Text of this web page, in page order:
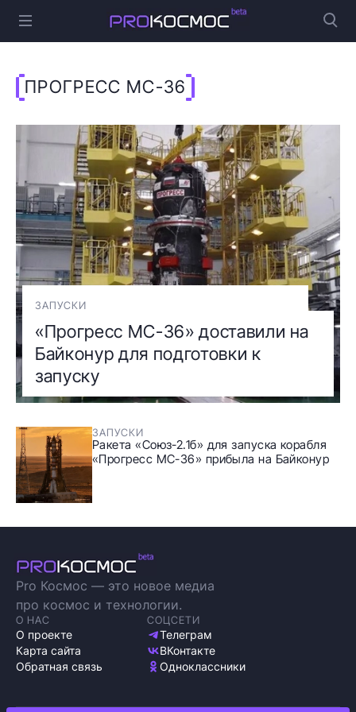
ПРОГРЕСС МС-36
ЗАПУСКИ
«Прогресс МС-36» доставили на
Байконур для подготовки к
запуску
ЗАПУСКИ
Ракета «Союз-2.1б» для запуска корабля
«Прогресс МС-36» прибыла на Байконур
Pro Космос — это новое медиа
про космос и технологии.
О НАС
О проекте
Карта сайта
Обратная связь
СОЦСЕТИ
Телеграм
ВКонтакте
Одноклассники